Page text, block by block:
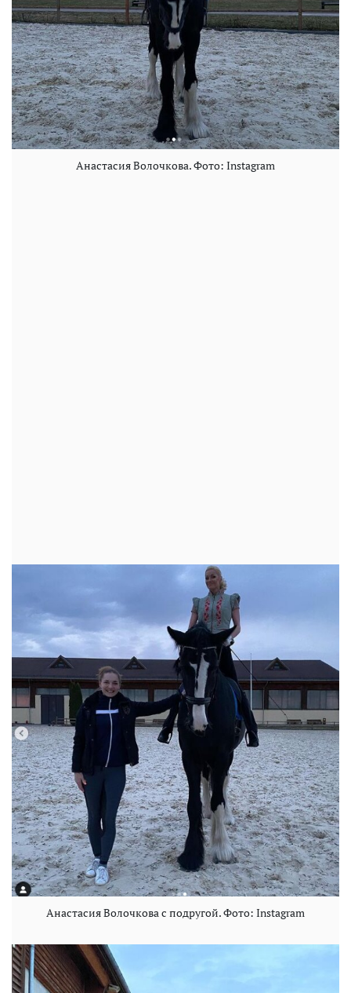
Анастасия Волочкова. Фото: Instagram
Анастасия Волочкова c подругой. Фото: Instagram